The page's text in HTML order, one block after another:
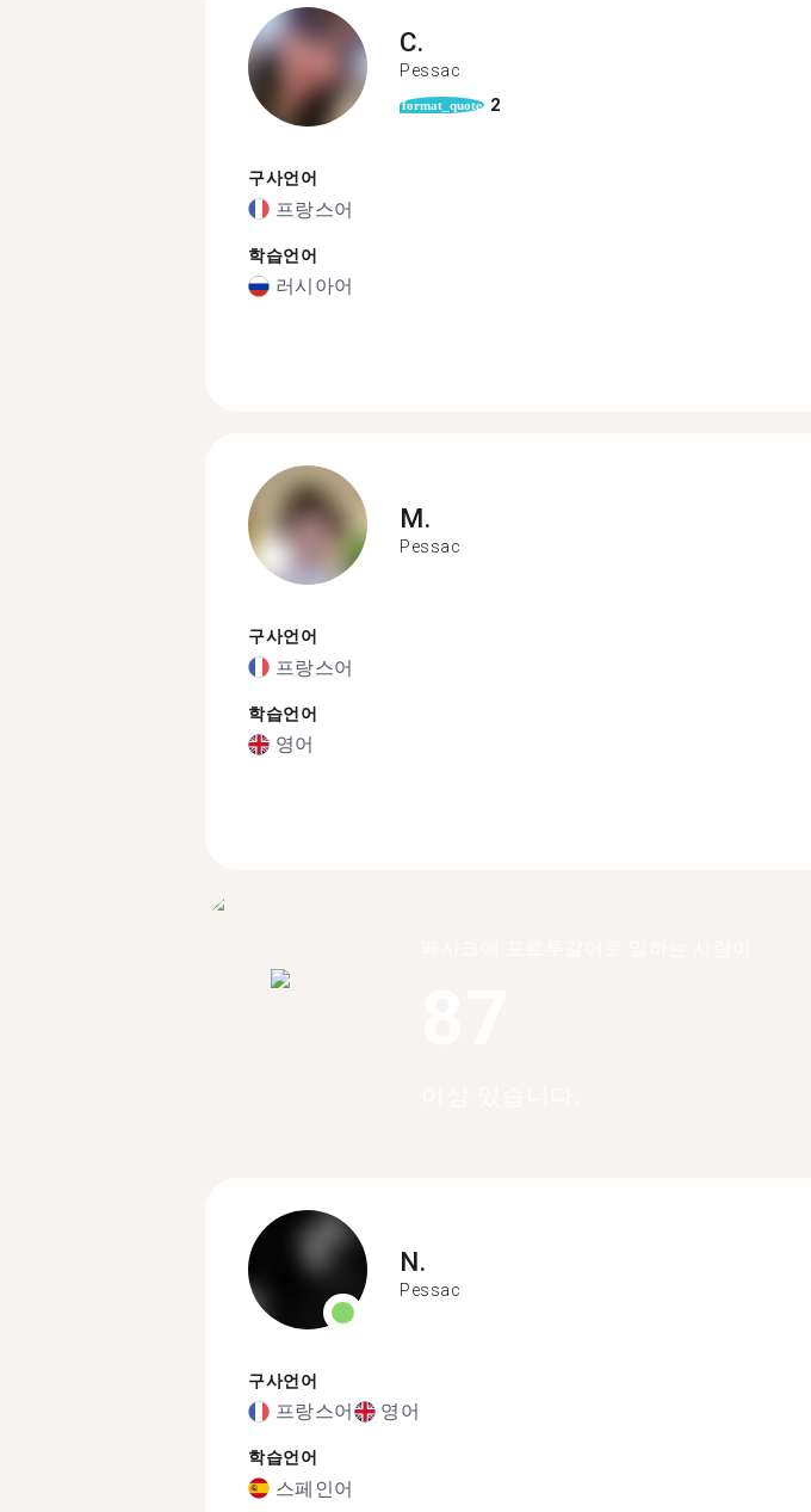
C.
Pessac
format_quote 2
구사언어
프랑스어
학습언어
러시아어
M.
Pessac
구사언어
프랑스어
학습언어
영어
N.
Pessac
구사언어
프랑스어 영어
학습언어
스페인어